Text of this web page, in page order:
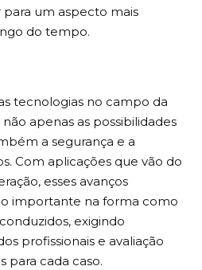
um aspecto mais
do tempo.
tecnologias no campo da
apenas as possibilidades
a segurança e a
Com aplicações que vão do
esses avanços
importante na forma como
exigindo
profissionais e avaliação
para cada caso.